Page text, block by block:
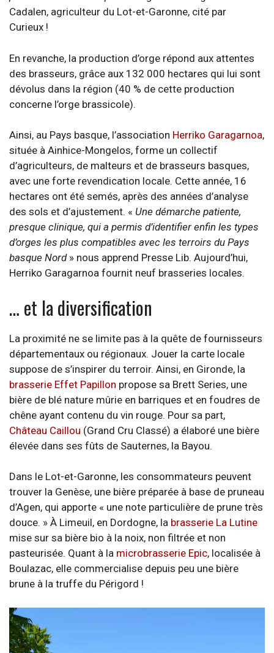
Cadalen, agriculteur du Lot-et-Garonne, cité par
Curieux !
En revanche, la production d’orge répond aux attentes
des brasseurs, grâce aux 132 000 hectares qui lui sont
dévolus dans la région (40 % de cette production
concerne l’orge brassicole).
Ainsi, au Pays basque, l’association Herriko Garagarnoa,
située à Ainhice-Mongelos, forme un collectif
d’agriculteurs, de malteurs et de brasseurs basques,
avec une forte revendication locale. Cette année, 16
hectares ont été semés, après des années d’analyse
des sols et d’ajustement. « Une démarche patiente,
presque clinique, qui a permis d’identifier enfin les types
d’orges les plus compatibles avec les terroirs du Pays
basque Nord » nous apprend Presse Lib. Aujourd’hui,
Herriko Garagarnoa fournit neuf brasseries locales.
… et la diversification
La proximité ne se limite pas à la quête de fournisseurs
départementaux ou régionaux. Jouer la carte locale
suppose de s’inspirer du terroir. Ainsi, en Gironde, la
brasserie Effet Papillon propose sa Brett Series, une
bière de blé nature mûrie en barriques et en foudres de
chêne ayant contenu du vin rouge. Pour sa part,
Château Caillou (Grand Cru Classé) a élaboré une bière
élevée dans ses fûts de Sauternes, la Bayou.
Dans le Lot-et-Garonne, les consommateurs peuvent
trouver la Genèse, une bière préparée à base de pruneau
d’Agen, qui apporte « une note particulière de prune très
douce. » À Limeuil, en Dordogne, la brasserie La Lutine
mise sur sa bière bio à la noix, non filtrée et non
pasteurisée. Quant à la microbrasserie Epic, localisée à
Boulazac, elle commercialise depuis peu une bière
brune à la truffe du Périgord !